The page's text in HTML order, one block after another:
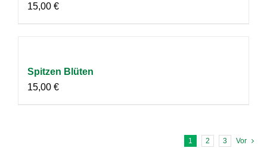
15,00 €
Spitzen Blüten
15,00 €
1 2 3 Vor